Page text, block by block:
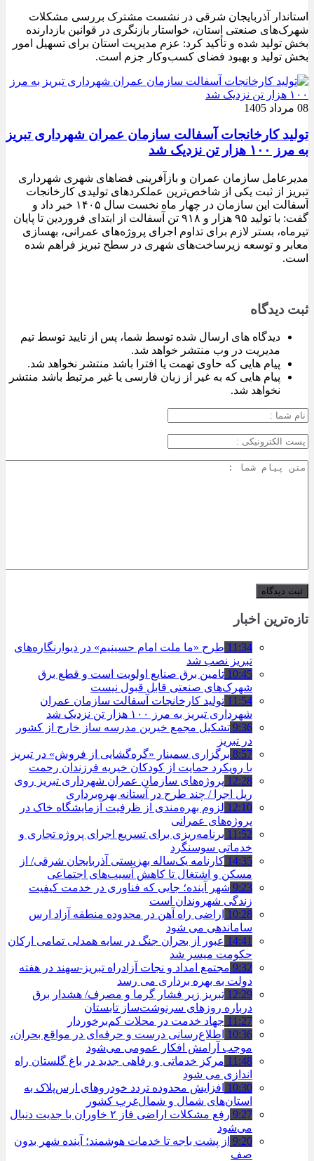
استاندار آذربایجان شرقی در نشست مشترک بررسی مشکلات
شهرک‌های صنعتی استان، خواستار بازنگری در قوانین بازدارنده
بخش تولید شده و تأکید کرد: عزم مدیریت استان برای تسهیل امور
بخش تولید و بهبود فضای کسب‌وکار جزم است.
08 مرداد 1405
تولید کارخانجات آسفالت سازمان عمران شهرداری تبریز
به مرز ۱۰۰ هزار تن نزدیک شد
مدیرعامل سازمان عمران و بازآفرینی فضاهای شهری شهرداری
تبریز از ثبت یکی از شاخص‌ترین عملکردهای تولیدی کارخانجات
آسفالت این سازمان در چهار ماه نخست سال ۱۴۰۵ خبر داد و
گفت: با تولید ۹۵ هزار و ۹۱۸ تن آسفالت از ابتدای فروردین تا پایان
تیرماه، بستر لازم برای تداوم اجرای پروژه‌های عمرانی، بهسازی
معابر و توسعه زیرساخت‌های شهری در سطح تبریز فراهم شده
است.
ثبت دیدگاه
دیدگاه های ارسال شده توسط شما، پس از تایید توسط تیم
مدیریت در وب منتشر خواهد شد.
پیام هایی که حاوی تهمت یا افترا باشد منتشر نخواهد شد.
پیام هایی که به غیر از زبان فارسی یا غیر مرتبط باشد منتشر
نخواهد شد.
تازه‌ترین اخبار
11:34 طرح «ما ملت امام حسینیم» در دیوارنگاره‌های
تبریز نصب شد
10:45 تامین برق صنایع اولویت است و قطع برق
شهرک‌های صنعتی قابل قبول نیست
11:54 تولید کارخانجات آسفالت سازمان عمران
شهرداری تبریز به مرز ۱۰۰ هزار تن نزدیک شد
9:36 تشکیل مجمع خیرین مدرسه ‌ساز خارج از کشور
در تبریز
8:57 برگزاری سمینار «گره‌گشایی از فروش» در تبریز
با رویکرد حمایت از کودکان خیریه فرزندان رحمت
12:28 پروژه‌های سازمان عمران شهرداری تبریز روی
ریل اجرا / چند طرح در آستانه بهره‌برداری
12:10 لزوم بهره‌مندی از ظرفیت آزمایشگاه خاک در
پروژه‌های عمرانی
11:52 برنامه‌ریزی برای تسریع اجرای پروژه تجاری و
خدماتی سوسنگرد
14:35 کارنامه یک‌ساله بهزیستی آذربایجان شرقی/ از
مسکن و اشتغال تا کاهش آسیب‌های اجتماعی
9:23 شهر آینده؛ جایی که فناوری در خدمت کیفیت
زندگی شهروندان است
10:28 اراضی راه آهن در محدوده منطقه آزاد ارس
ساماندهی می شود
14:41 عبور از بحران جنگ در سایه همدلی تمامی ارکان
حکومت میسر شد
9:32 مجتمع امداد و نجات آزادراه تبریز-سهند در هفته
دولت به بهره ‌برداری می‌ رسد
12:29 تبریز زیر فشار گرما و مصرف/ هشدار برق
درباره روزهای سرنوشت‌ساز تابستان
11:27 جهاد خدمت در محلات کم‌برخوردار
10:36 اطلاع‌رسانی درست و حرفه‌ای در مواقع بحران،
موجب آرامش افکار عمومی می‌شود
11:48 مرکز خدماتی و رفاهی جدید در باغ گلستان راه
اندازی می شود
10:30 افزایش محدوده تردد خودروهای ارس‌پلاک به
استان‌های شمال و شمال‌غرب کشور
9:27
رفع مشکلات اراضی فاز ۲ خاوران با جدیت دنبال
می‌شود
9:20 از پشت باجه تا خدمات هوشمند؛ آینده شهر بدون
صف